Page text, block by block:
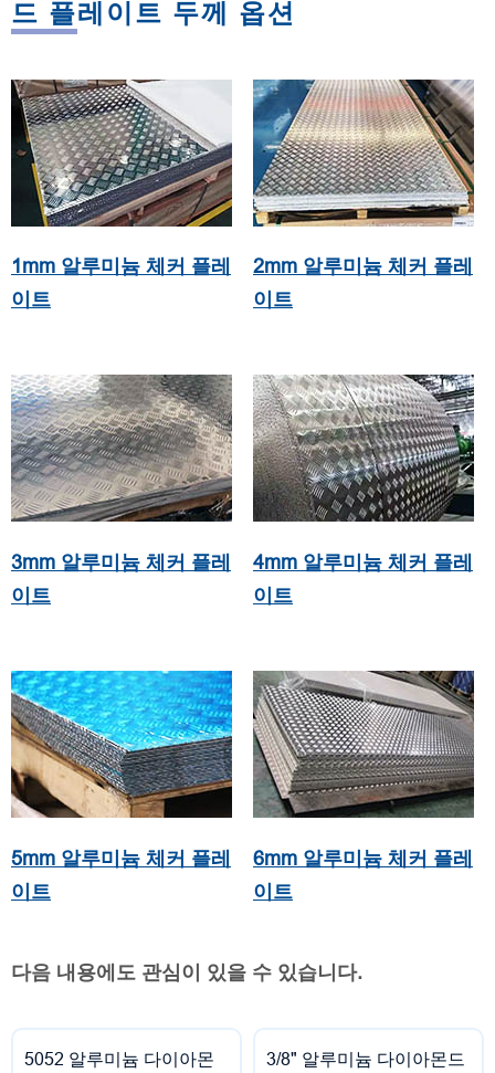
드 플레이트 두께 옵션
1mm 알루미늄 체커 플레
이트
2mm 알루미늄 체커 플레
이트
3mm 알루미늄 체커 플레
이트
4mm 알루미늄 체커 플레
이트
5mm 알루미늄 체커 플레
이트
6mm 알루미늄 체커 플레
이트
다음 내용에도 관심이 있을 수 있습니다.
5052 알루미늄 다이아몬
3/8" 알루미늄 다이아몬드